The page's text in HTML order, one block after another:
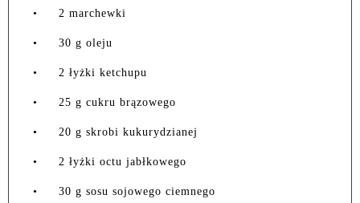
• 2 marchewki
• 30 g oleju
• 2 łyżki ketchupu
• 25 g cukru brązowego
• 20 g skrobi kukurydzianej
• 2 łyżki octu jabłkowego
• 30 g sosu sojowego ciemnego